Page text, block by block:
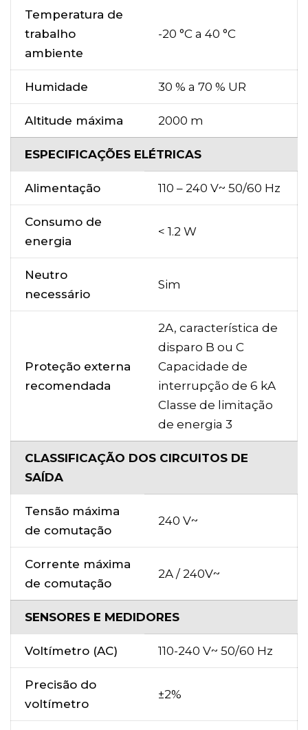
Temperatura de
trabalho
ambiente
-20 °C a 40 °C
Humidade 30 % a 70 % UR
Altitude máxima 2000 m
ESPECIFICAÇÕES ELÉTRICAS
Alimentação 110 – 240 V~ 50/60 Hz
Consumo de
energia
< 1.2 W
Neutro
necessário
Sim
Proteção externa
recomendada
2A, característica de
disparo B ou C
Capacidade de
interrupção de 6 kA
Classe de limitação
de energia 3
CLASSIFICAÇÃO DOS CIRCUITOS DE
SAÍDA
Tensão máxima
de comutação
240 V~
Corrente máxima
de comutação
2A / 240V~
SENSORES E MEDIDORES
Voltímetro (AC) 110-240 V~ 50/60 Hz
Precisão do
voltímetro
±2%